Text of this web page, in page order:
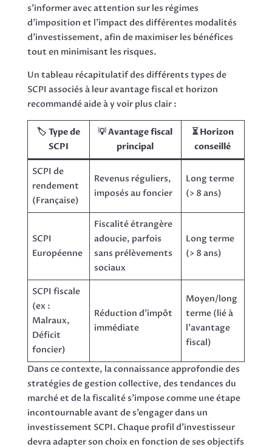
s’informer avec attention sur les régimes
d’imposition et l’impact des différentes modalités
d’investissement, afin de maximiser les bénéfices
tout en minimisant les risques.
Un tableau récapitulatif des différents types de
SCPI associés à leur avantage fiscal et horizon
recommandé aide à y voir plus clair :
🏷️ Type de
SCPI
💡 Avantage fiscal
principal
⏳ Horizon
conseillé
SCPI de
rendement
(Française)
Revenus réguliers,
imposés au foncier
Long terme
(> 8 ans)
SCPI
Européenne
Fiscalité étrangère
adoucie, parfois
sans prélèvements
sociaux
Long terme
(> 8 ans)
SCPI fiscale
(ex :
Malraux,
Déficit
foncier)
Réduction d’impôt
immédiate
Moyen/long
terme (lié à
l’avantage
fiscal)
Dans ce contexte, la connaissance approfondie des
stratégies de gestion collective, des tendances du
marché et de la fiscalité s’impose comme une étape
incontournable avant de s’engager dans un
investissement SCPI. Chaque profil d’investisseur
devra adapter son choix en fonction de ses objectifs